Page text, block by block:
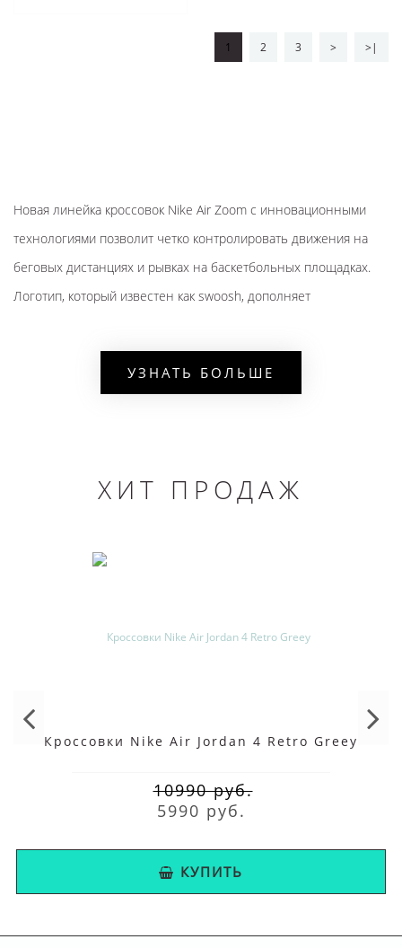
1 2 3 > >|
Новая линейка кроссовок Nike Air Zoom с инновационными
технологиями позволит четко контролировать движения на
беговых дистанциях и рывках на баскетбольных площадках.
Логотип, который известен как swoosh, дополняет
ИННОВАЦИИ В NIKE ZOOM
Structure предназначена для бегунов с избыточным
плоскостопием или другими проблемами стоп. В этих
Fly - для бега на длинные расстояния. Вставка в виде
стельки между двумя слоями пены, обеспечивает
мощное и комфортное отталкивание. Верх выполнен из
Помимо описанных товаров в интернет-магазине вы можете
мужскомиженскомварианте.Доставкаосуществляется по
УЗНАТЬ БОЛЬШЕ
ХИТ ПРОДАЖ
Кроссовки Nike Air Jordan 4 Retro Greey
10990 руб.
5990 руб.
КУПИТЬ